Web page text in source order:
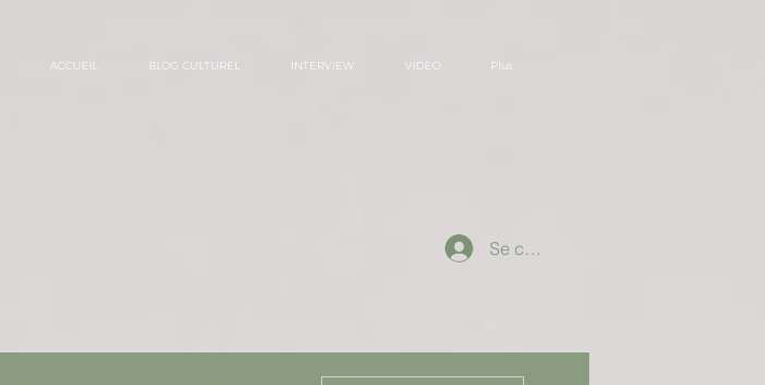
ACCUEIL BLOG CULTUREL INTERVIEW VIDEO Plus
Se connecter